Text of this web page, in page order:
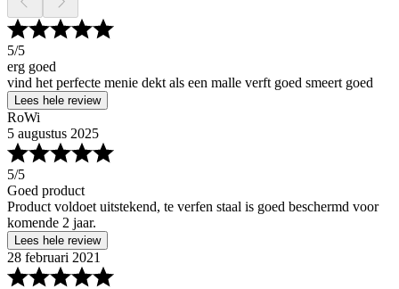
5/5
erg goed
vind het perfecte menie dekt als een malle verft goed smeert goed
Lees hele review
RoWi
5 augustus 2025
5/5
Goed product
Product voldoet uitstekend, te verfen staal is goed beschermd voor
komende 2 jaar.
Lees hele review
28 februari 2021